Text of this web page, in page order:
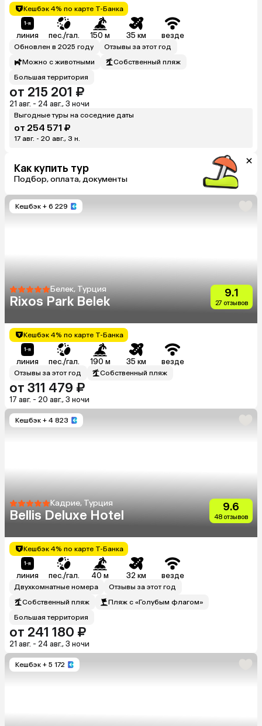
Кешбэк 4% по карте Т-Банка
линия пес./гал. 150 м 35 км везде
Обновлен в 2025 году
Отзывы за этот год
Можно с животными
Собственный пляж
Большая территория
от 215 201 ₽
21 авг. - 24 авг., 3 ночи
Выгодные туры на соседние даты
от 254 571 ₽
17 авг. - 20 авг., 3 н.
Как купить тур
Подбор, оплата, документы
Кешбэк + 6 229
Белек, Турция
Rixos Park Belek
9.1
27 отзывов
Кешбэк 4% по карте Т-Банка
линия пес./гал. 190 м 35 км везде
Отзывы за этот год Собственный пляж
от 311 479 ₽
17 авг. - 20 авг., 3 ночи
Кешбэк + 4 823
Кадрие, Турция
Bellis Deluxe Hotel
9.6
48 отзывов
Кешбэк 4% по карте Т-Банка
линия пес./гал. 40 м 32 км везде
Двухкомнатные номера
Отзывы за этот год
Собственный пляж
Пляж с «Голубым флагом»
Большая территория
от 241 180 ₽
21 авг. - 24 авг., 3 ночи
Кешбэк + 5 172